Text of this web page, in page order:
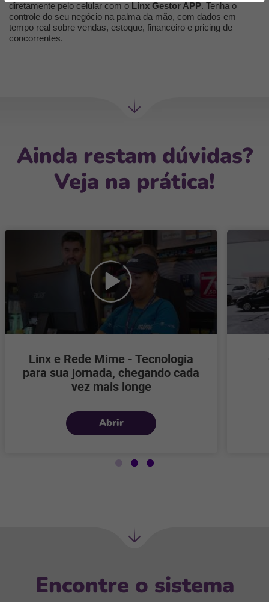
diretamente pelo celular com o Linx Gestor APP. Tenha o
controle do seu negócio na palma da mão, com dados em
tempo real sobre vendas, estoque, financeiro e pricing de
concorrentes.
Ainda restam dúvidas?
Veja na prática!
Linx e Rede Mime - Tecnologia
para sua jornada, chegando cada
vez mais longe
Abrir
Encontre o sistema